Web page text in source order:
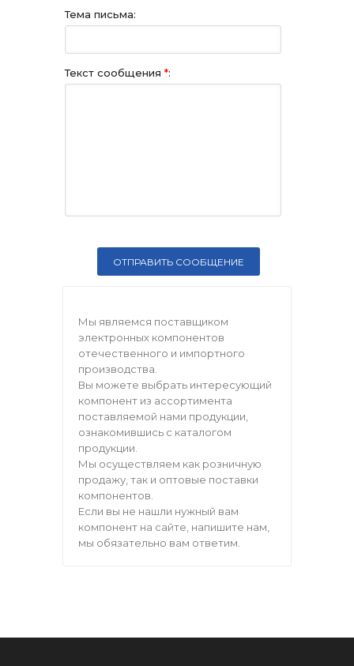
Тема письма:
Текст сообщения *:
Мы являемся поставщиком
электронных компонентов
отечественного и импортного
производства.
Вы можете выбрать интересующий
компонент из ассортимента
поставляемой нами продукции,
ознакомившись с каталогом
продукции.
Мы осуществляем как розничную
продажу, так и оптовые поставки
компонентов.
Если вы не нашли нужный вам
компонент на сайте, напишите нам,
мы обязательно вам ответим.